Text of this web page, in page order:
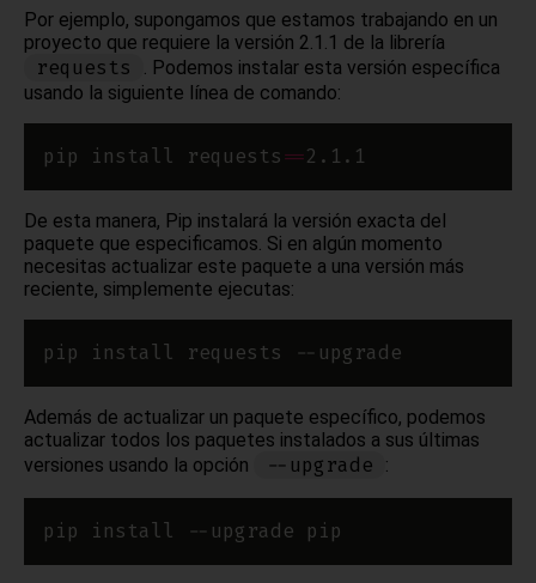
Por ejemplo, supongamos que estamos trabajando en un
proyecto que requiere la versión 2.1.1 de la librería
requests
. Podemos instalar esta versión específica
usando la siguiente línea de comando:
pip install requests==
De esta manera, Pip instalará la versión exacta del
paquete que especificamos. Si en algún momento
necesitas actualizar este paquete a una versión más
reciente, simplemente ejecutas:
Además de actualizar un paquete específico, podemos
actualizar todos los paquetes instalados a sus últimas
versiones usando la opción
--upgrade :